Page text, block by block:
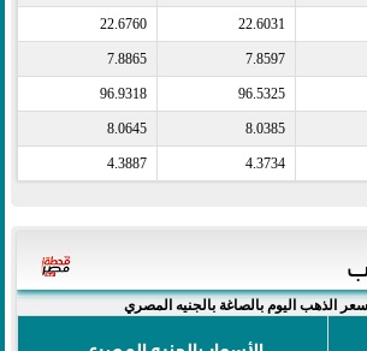
22.6031
22.6760
7.8597
7.8865
96.5325
96.9318
8.0385
8.0645
4.3734
4.3887
الذهب اليوم بالصاغة بالجنيه المصري